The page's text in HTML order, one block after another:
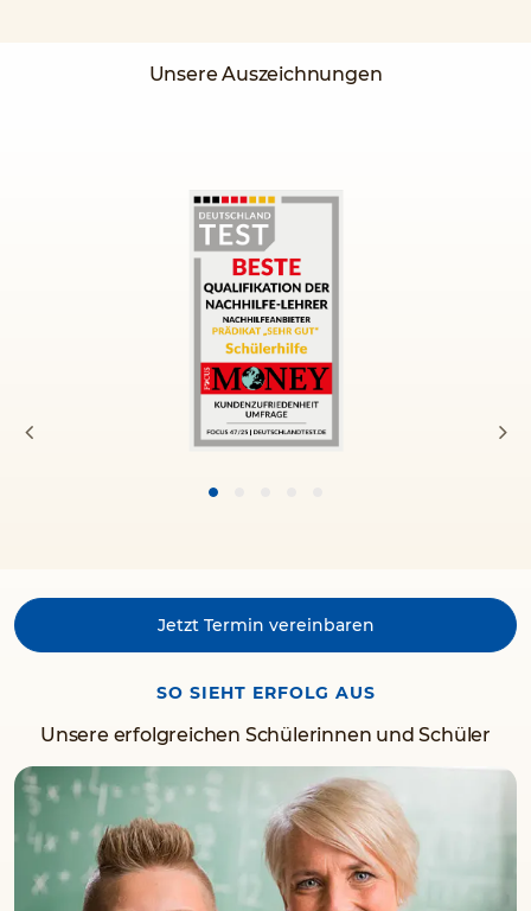
Unsere Auszeichnungen
Jetzt Termin vereinbaren
SO SIEHT ERFOLG AUS
Unsere erfolgreichen Schülerinnen und Schüler